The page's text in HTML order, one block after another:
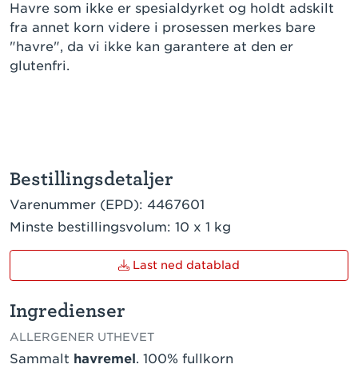
Havre som ikke er spesialdyrket og holdt adskilt
fra annet korn videre i prosessen merkes bare
"havre", da vi ikke kan garantere at den er
glutenfri.
Bestillingsdetaljer
Varenummer (EPD): 4467601
Minste bestillingsvolum: 10 x 1 kg
Last ned datablad
Ingredienser
ALLERGENER UTHEVET
Sammalt havremel . 100% fullkorn